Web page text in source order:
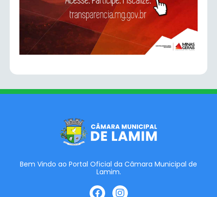
Bem Vindo ao Portal Oficial da Câmara Municipal de
Lamim.